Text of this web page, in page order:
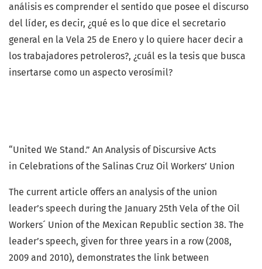
análisis es comprender el sentido que posee el discurso
del líder, es decir, ¿qué es lo que dice el secretario
general en la Vela 25 de Enero y lo quiere hacer decir a
los trabajadores petroleros?, ¿cuál es la tesis que busca
insertarse como un aspecto verosímil?
“United We Stand.” An Analysis of Discursive Acts
in Celebrations of the Salinas Cruz Oil Workers’ Union
The current article offers an analysis of the union
leader’s speech during the January 25th Vela of the Oil
Workers´ Union of the Mexican Republic section 38. The
leader’s speech, given for three years in a row (2008,
2009 and 2010), demonstrates the link between